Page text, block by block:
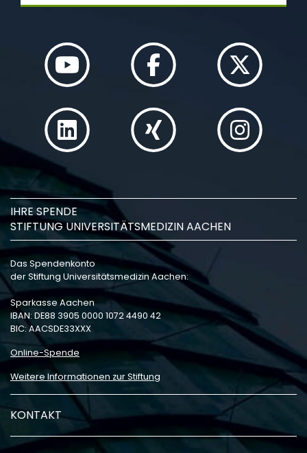
IHRE SPENDE
STIFTUNG UNIVERSITÄTSMEDIZIN AACHEN
Das Spendenkonto
der Stiftung Universitätsmedizin Aachen:
Sparkasse Aachen
IBAN: DE88 3905 0000 1072 4490 42
BIC: AACSDE33XXX
Online-Spende
Weitere Informationen zur Stiftung
KONTAKT